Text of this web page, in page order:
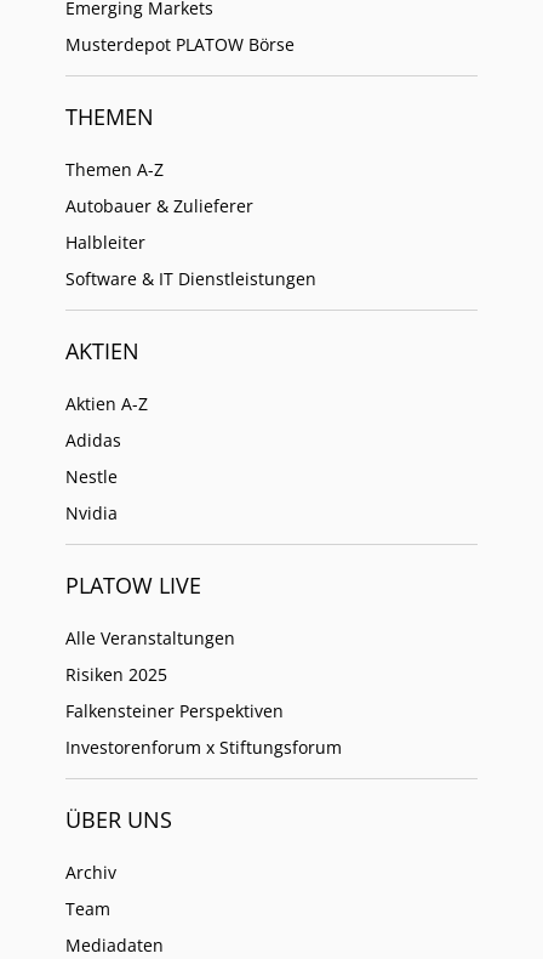
Emerging Markets
Musterdepot PLATOW Börse
THEMEN
Themen A-Z
Autobauer & Zulieferer
Halbleiter
Software & IT Dienstleistungen
AKTIEN
Aktien A-Z
Adidas
Nestle
Nvidia
PLATOW LIVE
Alle Veranstaltungen
Risiken 2025
Falkensteiner Perspektiven
Investorenforum x Stiftungsforum
ÜBER UNS
Archiv
Team
Mediadaten